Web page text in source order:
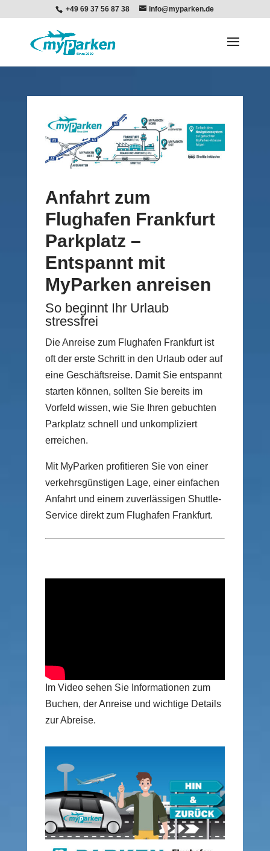
+49 69 37 56 87 38 info@myparken.de
Anfahrt zum
Flughafen Frankfurt
Parkplatz –
Entspannt mit
MyParken anreisen
So beginnt Ihr Urlaub
stressfrei
Die Anreise zum Flughafen Frankfurt ist
oft der erste Schritt in den Urlaub oder auf
eine Geschäftsreise. Damit Sie entspannt
starten können, sollten Sie bereits im
Vorfeld wissen, wie Sie Ihren gebuchten
Parkplatz schnell und unkompliziert
erreichen.
Mit MyParken profitieren Sie von einer
verkehrsgünstigen Lage, einer einfachen
Anfahrt und einem zuverlässigen Shuttle-
Service direkt zum Flughafen Frankfurt.
Im Video sehen Sie Informationen zum
Buchen, der Anreise und wichtige Details
zur Abreise.